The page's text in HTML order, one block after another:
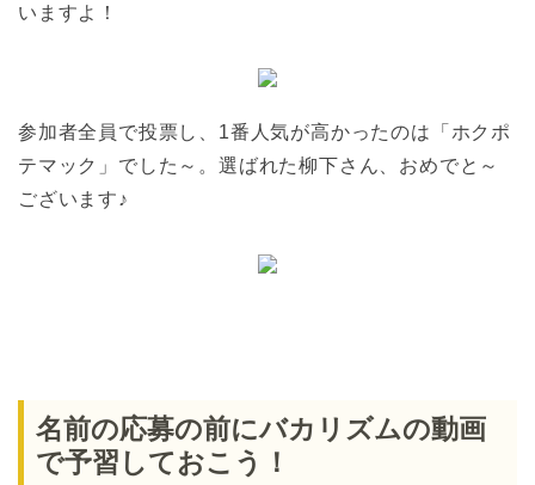
いますよ！
参加者全員で投票し、1番人気が高かったのは「ホクポ
テマック」でした～。選ばれた柳下さん、おめでと～
ございます♪
名前の応募の前にバカリズムの動画
で予習しておこう！